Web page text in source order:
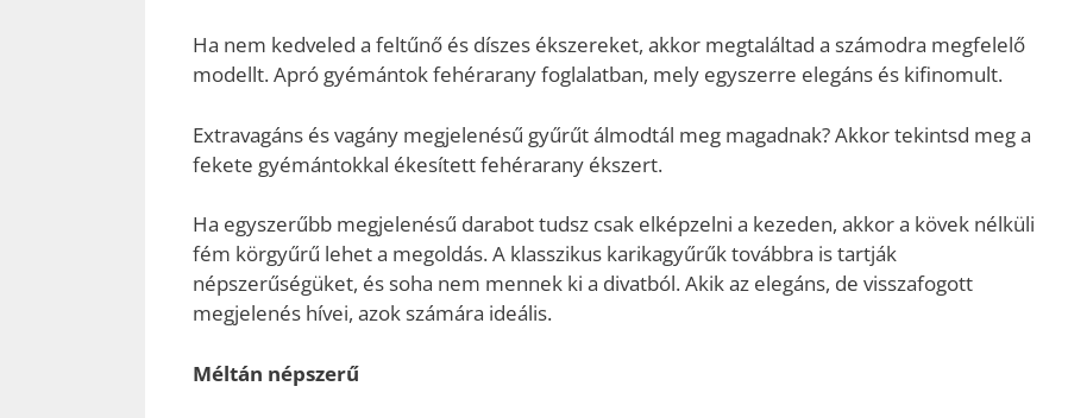
Ha nem kedveled a feltűnő és díszes ékszereket, akkor megtaláltad a számodra megfelelő
modellt. Apró gyémántok fehérarany foglalatban, mely egyszerre elegáns és kifinomult.
Extravagáns és vagány megjelenésű gyűrűt álmodtál meg magadnak? Akkor tekintsd meg a
fekete gyémántokkal ékesített fehérarany ékszert.
Ha egyszerűbb megjelenésű darabot tudsz csak elképzelni a kezeden, akkor a kövek nélküli
fém körgyűrű lehet a megoldás. A klasszikus karikagyűrűk továbbra is tartják
népszerűségüket, és soha nem mennek ki a divatból. Akik az elegáns, de visszafogott
megjelenés hívei, azok számára ideális.
Méltán népszerű